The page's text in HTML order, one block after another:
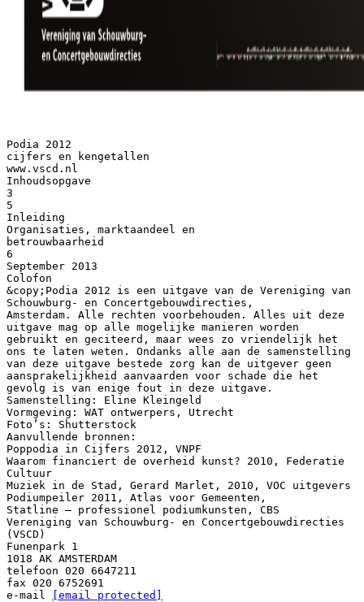
Podia 2012
cijfers en kengetallen
www.vscd.nl
Inhoudsopgave
3
5
Inleiding
Organisaties, marktaandeel en
betrouwbaarheid
6
September 2013
Colofon
&copy;Podia 2012 is een uitgave van de Vereniging van
Schouwburg- en Concertgebouwdirecties,
Amsterdam. Alle rechten voorbehouden. Alles uit deze
uitgave mag op alle mogelijke manieren worden
gebruikt en geciteerd, maar wees zo vriendelijk het
ons te laten weten. Ondanks alle aan de samenstelling
van deze uitgave bestede zorg kan de uitgever geen
aansprakelijkheid aanvaarden voor schade die het
gevolg is van enige fout in deze uitgave.
Samenstelling: Eline Kleingeld
Vormgeving: WAT ontwerpers, Utrecht
Foto’s: Shutterstock
Aanvullende bronnen:
Poppodia in Cijfers 2012, VNPF
Waarom financiert de overheid kunst? 2010, Federatie
Cultuur
Muziek in de Stad, Gerard Marlet, 2010, VOC uitgevers
Podiumpeiler 2011, Atlas voor Gemeenten,
Statline – professionel podiumkunsten, CBS
Vereniging van Schouwburg- en Concertgebouwdirecties
(VSCD)
Funenpark 1
1018 AK AMSTERDAM
telefoon 020 6647211
fax 020 6752691
e-mail
[email protected]